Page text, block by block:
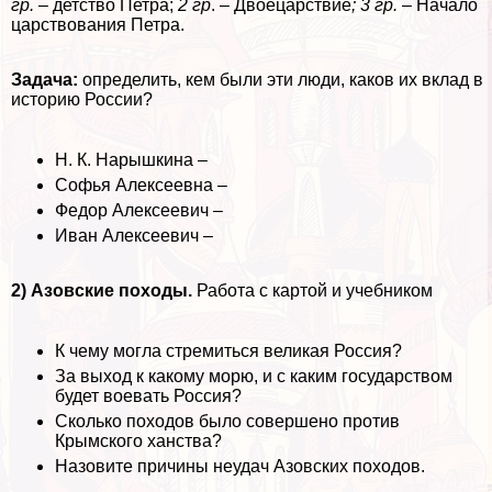
гр. – детство Петра; 2 гр. – Двоецарствие; 3 гр. – Начало
царствования Петра.
Задача: определить, кем были эти люди, каков их вклад в
историю России?
Н. К. Нарышкина –
Софья Алексеевна –
Федор Алексеевич –
Иван Алексеевич –
2) Азовские походы. Работа с картой и учебником
К чему могла стремиться великая Россия?
За выход к какому морю, и с каким государством
будет воевать Россия?
Сколько походов было совершено против
Крымского ханства?
Назовите причины неудач Азовских походов.